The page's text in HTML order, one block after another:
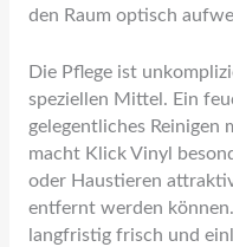
den Raum optisch
Die Pflege ist
speziellen Mittel. Ein
gelegentliches Reinigen
macht Klick Vinyl
oder Haustieren
entfernt werden
langfristig frisch und